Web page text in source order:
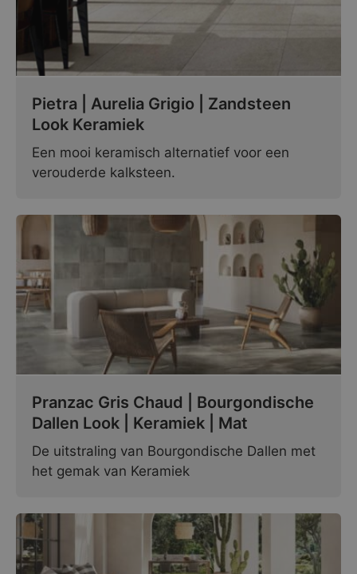
Pietra | Aurelia Grigio | Zandsteen
Look Keramiek
Een mooi keramisch alternatief voor een
verouderde kalksteen.
Pranzac Gris Chaud | Bourgondische
Dallen Look | Keramiek | Mat
De uitstraling van Bourgondische Dallen met
het gemak van Keramiek